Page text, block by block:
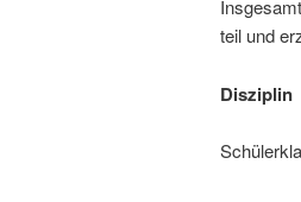
teil und